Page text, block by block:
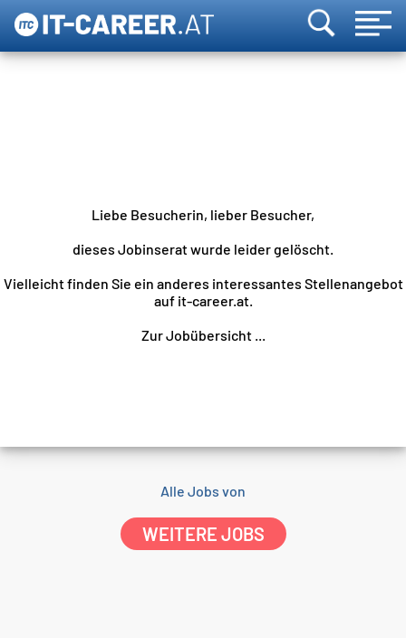
Liebe Besucherin, lieber Besucher,
dieses Jobinserat wurde leider gelöscht.
Vielleicht finden Sie ein anderes interessantes Stellenangebot
auf it-career.at.
Zur Jobübersicht ...
Alle Jobs von
WEITERE JOBS